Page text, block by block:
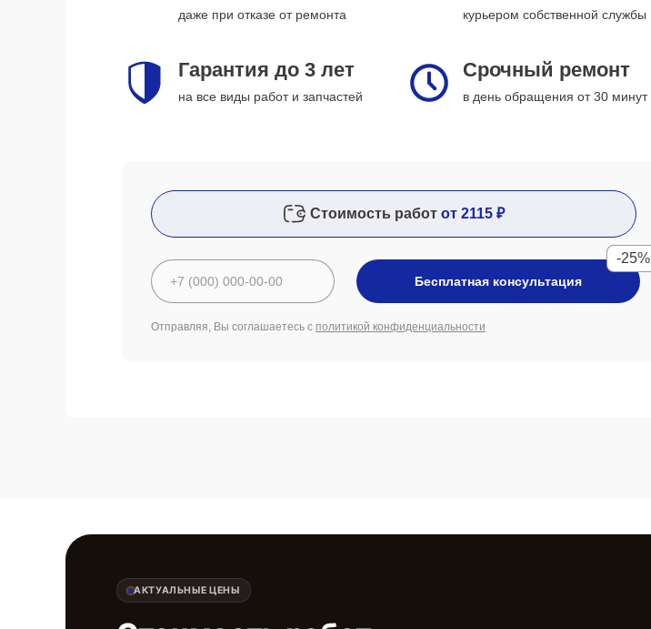
даже при отказе от ремонта курьером собственной службы
Гарантия до 3 лет
на все виды работ и запчастей
Срочный ремонт
в день обращения от 30 минут
Стоимость работ от 2115 ₽
Бесплатная консультация
-25%
Отправляя, Вы соглашаетесь с политикой конфиденциальности
АКТУАЛЬНЫЕ ЦЕНЫ